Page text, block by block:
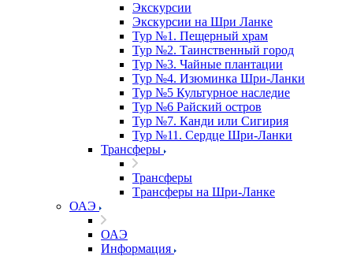
Экскурсии
Экскурсии на Шри Ланке
Тур №1. Пещерный храм
Тур №2. Таинственный город
Тур №3. Чайные плантации
Тур №4. Изюминка Шри-Ланки
Тур №5 Культурное наследие
Тур №6 Райский остров
Тур №7. Канди или Сигирия
Тур №11. Сердце Шри-Ланки
Трансферы
Трансферы
Tрансферы на Шри-Ланке
ОАЭ
ОАЭ
Информация